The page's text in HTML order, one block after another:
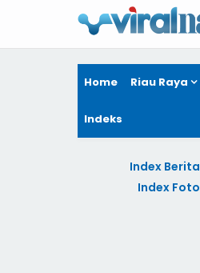
Home Riau Raya
Indeks
Index Berita
Index Foto